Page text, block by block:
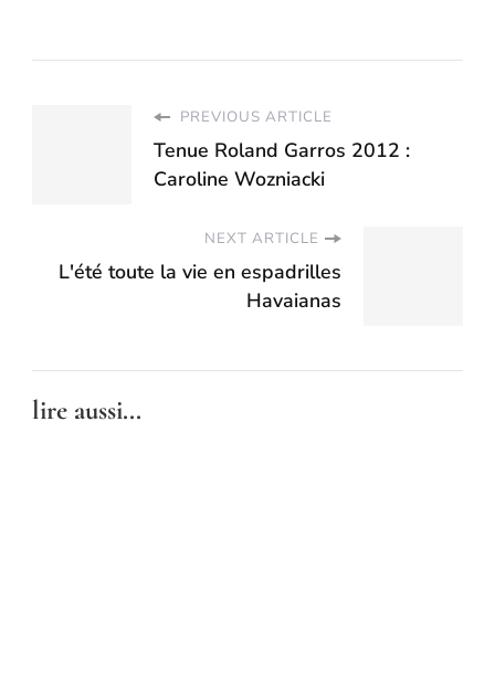
PREVIOUS ARTICLE
Tenue Roland Garros 2012 :
Caroline Wozniacki
NEXT ARTICLE
L'été toute la vie en espadrilles
Havaianas
lire aussi...